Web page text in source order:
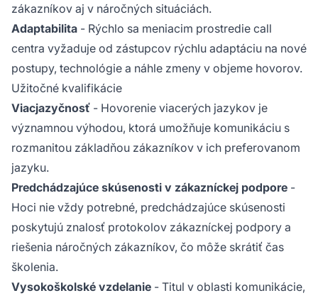
zákazníkov aj v náročných situáciách.
Adaptabilita - Rýchlo sa meniacim prostredie call
centra vyžaduje od zástupcov rýchlu adaptáciu na nové
postupy, technológie a náhle zmeny v objeme hovorov.
Užitočné kvalifikácie
Viacjazyčnosť - Hovorenie viacerých jazykov je
významnou výhodou, ktorá umožňuje komunikáciu s
rozmanitou základňou zákazníkov v ich preferovanom
jazyku.
Predchádzajúce skúsenosti v zákazníckej podpore -
Hoci nie vždy potrebné, predchádzajúce skúsenosti
poskytujú znalosť protokolov zákazníckej podpory a
riešenia náročných zákazníkov, čo môže skrátiť čas
školenia.
Vysokoškolské vzdelanie - Titul v oblasti komunikácie,